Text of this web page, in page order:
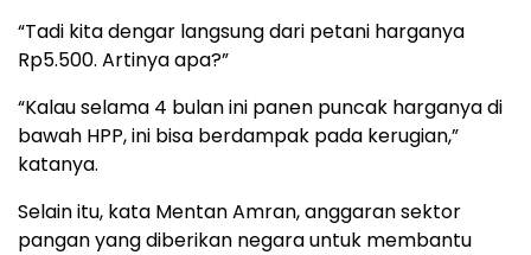
“Tadi kita dengar langsung dari petani harganya
Rp5.500. Artinya apa?”
“Kalau selama 4 bulan ini panen puncak harganya di
bawah HPP, ini bisa berdampak pada kerugian,”
katanya.
Selain itu, kata Mentan Amran, anggaran sektor
pangan yang diberikan negara untuk membantu